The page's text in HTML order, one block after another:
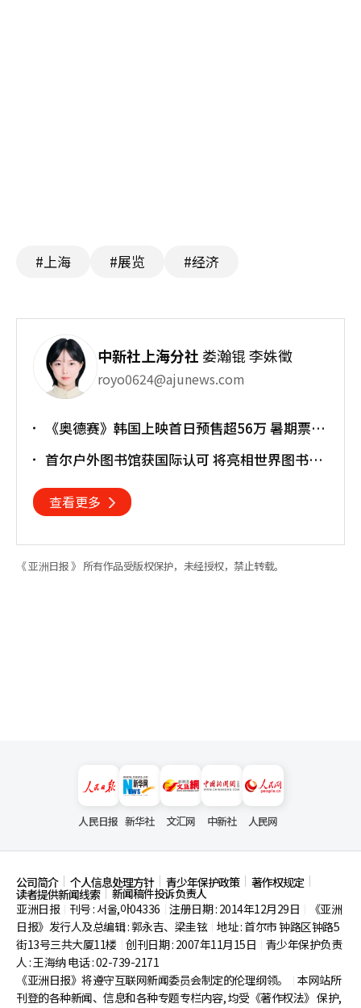
#上海 #展览 #经济
中新社上海分社 娄瀚锟 李姝徵
royo0624@ajunews.com
《奥德赛》韩国上映首日预售超56万 暑期票房
首尔户外图书馆获国际认可 将亮相世界图书馆
查看更多
《 亚洲日报 》 所有作品受版权保护，未经授权，禁止转载。
人民日报 新华社 文汇网 中新社 人民网
公司简介 个人信息处理方针 青少年保护政策 著作权规定
读者提供新闻线索
新闻稿件投诉负责人
亚洲日报
刊号 : 서울,아04336 注册日期 : 2014年12月29日
《亚洲
日报》发行人及总编辑 : 郭永吉、梁圭铉 地址 : 首尔市钟路区钟路5
街13号三共大厦11楼 创刊日期 : 2007年11月15日
青少年保护负责
人 : 王海纳 电话 : 02-739-2171
《亚洲日报》将遵守互联网新闻委员会制定的伦理纲领。
本网站所
刊登的各种新闻、信息和各种专题专栏内容, 均受《著作权法》 保护,